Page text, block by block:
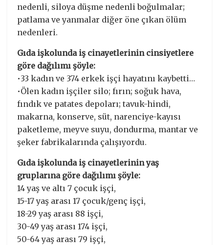
nedenli, siloya düşme nedenli boğulmalar;
patlama ve yanmalar diğer öne çıkan ölüm
nedenleri.
Gıda işkolunda iş cinayetlerinin cinsiyetlere
göre dağılımı şöyle:
•33 kadın ve 374 erkek işçi hayatını kaybetti…
•Ölen kadın işçiler silo; fırın; soğuk hava,
fındık ve patates depoları; tavuk-hindi,
makarna, konserve, süt, narenciye-kayısı
paketleme, meyve suyu, dondurma, mantar ve
şeker fabrikalarında çalışıyordu.
Gıda işkolunda iş cinayetlerinin yaş
gruplarına göre dağılımı şöyle:
14 yaş ve altı 7 çocuk işçi,
15-17 yaş arası 17 çocuk/genç işçi,
18-29 yaş arası 88 işçi,
30-49 yaş arası 174 işçi,
50-64 yaş arası 79 işçi,